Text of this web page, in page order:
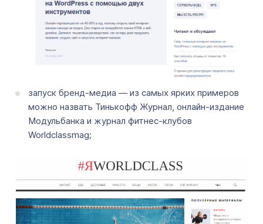
запуск бренд-медиа — из самых ярких примеров
можно назвать Тинькофф Журнал, онлайн-издание
Модульбанка и журнал фитнес-клубов
Worldclassmag;